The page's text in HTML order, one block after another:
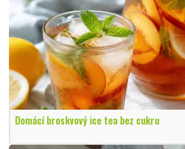
Domácí broskvový ice tea bez cukru